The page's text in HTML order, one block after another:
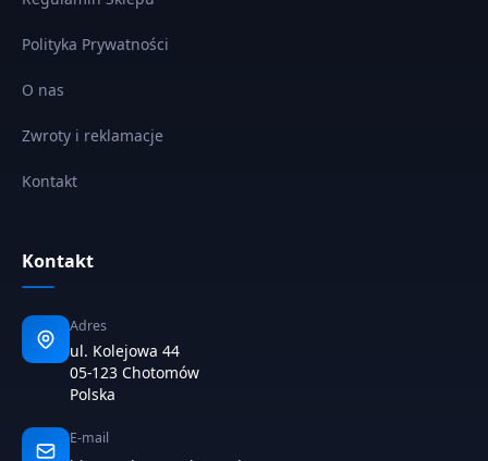
Polityka Prywatności
O nas
Zwroty i reklamacje
Kontakt
Kontakt
Adres
ul. Kolejowa 44
05-123 Chotomów
Polska
E-mail